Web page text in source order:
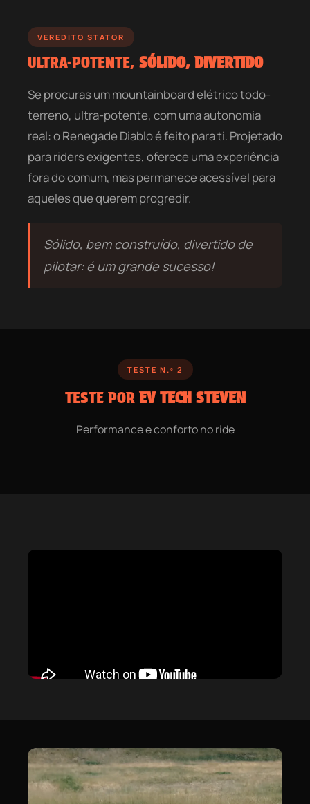
VEREDITO STATOR
ULTRA-POTENTE, SÓLIDO, DIVERTIDO
Se procuras um mountainboard elétrico todo-
terreno, ultra-potente, com uma autonomia
real: o Renegade Diablo é feito para ti. Projetado
para riders exigentes, oferece uma experiência
fora do comum, mas permanece acessível para
aqueles que querem progredir.
Sólido, bem construído, divertido de
pilotar: é um grande sucesso!
TESTE N.º 2
TESTE POR EV TECH STEVEN
Performance e conforto no ride